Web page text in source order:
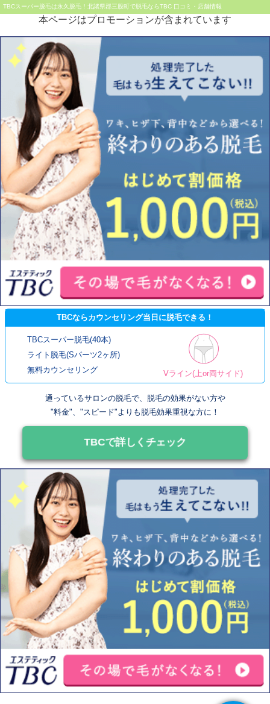
TBCスーパー脱毛は永久脱毛！北諸県郡三股町で脱毛ならTBC 口コミ・店舗情報
本ページはプロモーションが含まれています
TBCならカウンセリング当日に脱毛できる！
TBCスーパー脱毛(40本)
ライト脱毛(Sパーツ2ヶ所)
無料カウンセリング
Vライン(上or両サイド)
通っているサロンの脱毛で、脱毛の効果がない方や
"料金"、"スピード"よりも脱毛効果重視な方に！
TBCで詳しくチェック